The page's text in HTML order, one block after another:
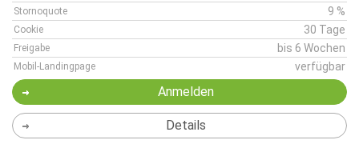
Stornoquote 9 %
Cookie 30 Tage
Freigabe bis 6 Wochen
Mobil-Landingpage verfügbar
Anmelden
Details